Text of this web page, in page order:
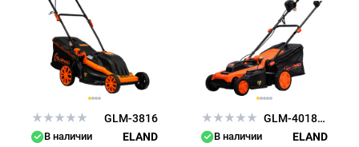
GLM-3816
В наличии ELAND
GLM-4018LUX
В наличии ELAND